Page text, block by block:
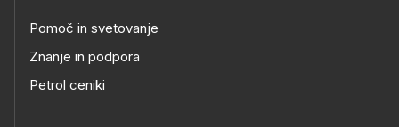
Pomoč in svetovanje
Znanje in podpora
Petrol ceniki